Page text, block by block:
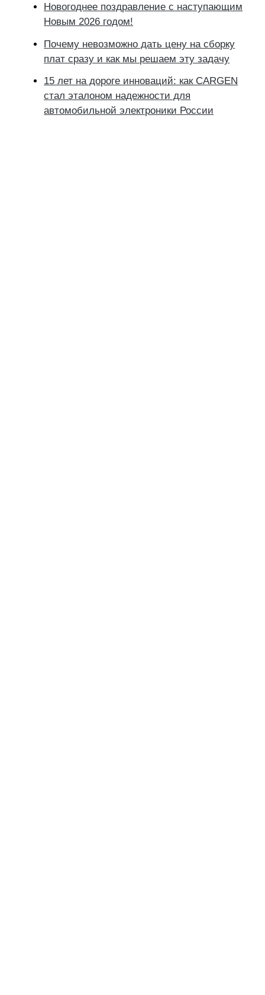
Новогоднее поздравление с наступающим
Новым 2026 годом!
Почему невозможно дать цену на сборку
плат сразу и как мы решаем эту задачу
15 лет на дороге инноваций: как CARGEN
стал эталоном надежности для
автомобильной электроники России